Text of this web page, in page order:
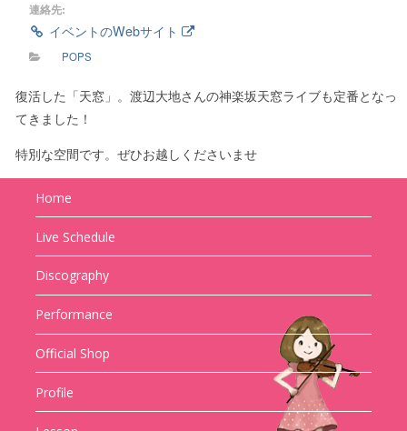
連絡先:
イベントのWebサイト
POPS
復活した「天窓」。渡辺大地さんの神楽坂天窓ライブも定番となっ
てきました！
特別な空間です。ぜひお越しくださいませ
Home
Live Schedule
Discography
Performance
Official Shop
Profile